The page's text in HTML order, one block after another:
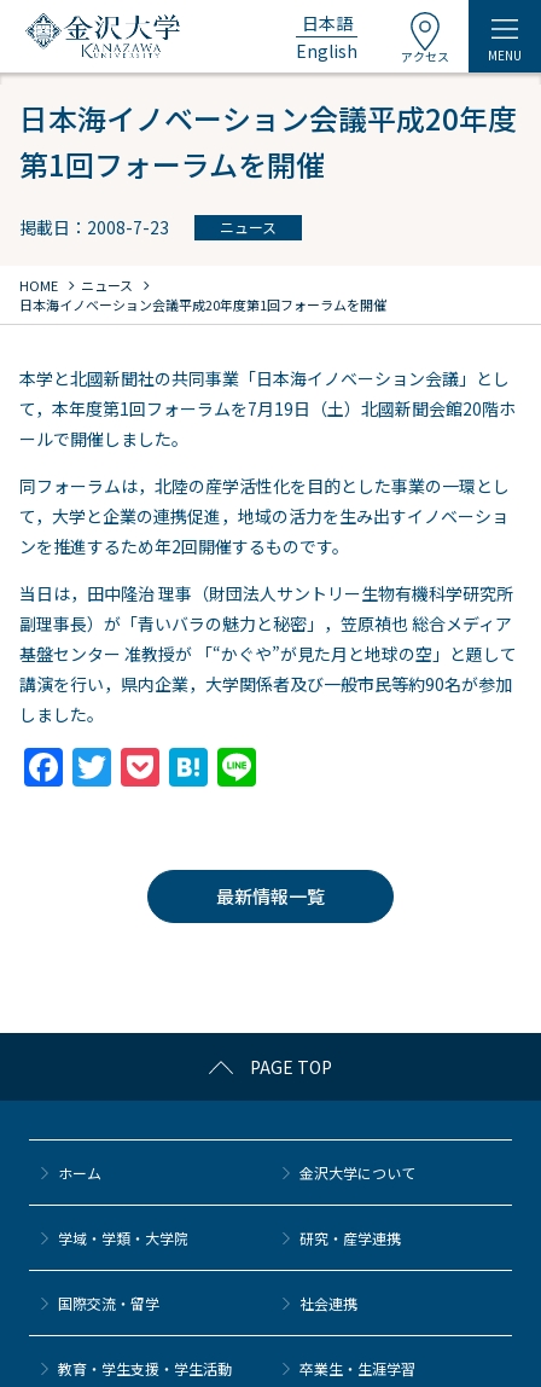
日本語
English
アクセス MENU
日本海イノベーション会議平成20年度
第1回フォーラムを開催
掲載日：2008-7-23 ニュース
HOME chevron_right ニュース chevron_right
日本海イノベーション会議平成20年度第1回フォーラムを開催
本学と北國新聞社の共同事業「日本海イノベーション会議」とし
て，本年度第1回フォーラムを7月19日（土）北國新聞会館20階ホ
ールで開催しました。
同フォーラムは，北陸の産学活性化を目的とした事業の一環とし
て，大学と企業の連携促進，地域の活力を生み出すイノベーショ
ンを推進するため年2回開催するものです。
当日は，田中隆治 理事（財団法人サントリー生物有機科学研究所
副理事長）が「青いバラの魅力と秘密」，笠原禎也 総合メディア
基盤センター 准教授が 「“かぐや”が見た月と地球の空」と題して
講演を行い，県内企業，大学関係者及び一般市民等約90名が参加
しました。
F
k
T
er
P
k
et
H
n
a
最新情報一覧
PAGE TOP
ホーム 金沢大学について
学域・学類・大学院 研究・産学連携
国際交流・留学 社会連携
教育・学生支援・学生活動 卒業生・生涯学習